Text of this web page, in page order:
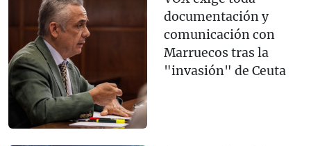
documentación y
comunicación con
Marruecos tras la
"invasión" de Ceuta